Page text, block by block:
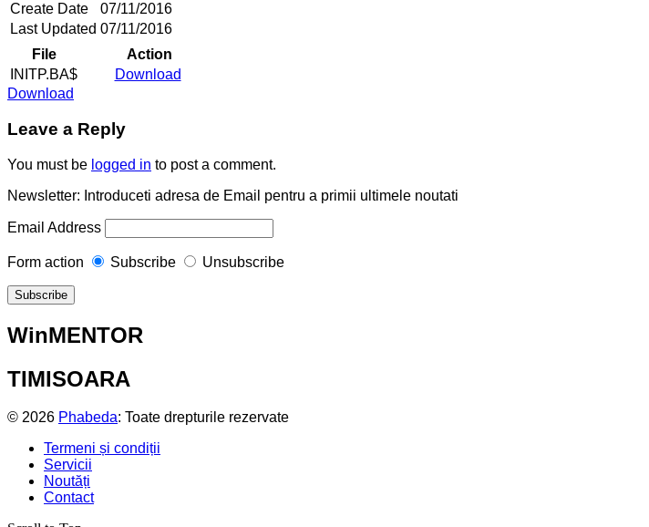
Create Date
07/11/2016
Last Updated 07/11/2016
File
Action
INITP.BA$
Download
Download
Leave a Reply
You must be logged in to post a comment.
Newsletter: Introduceti adresa de Email pentru a primii ultimele noutati
Email Address
Form action Subscribe Unsubscribe
WinMENTOR
TIMISOARA
© 2026 Phabeda: Toate drepturile rezervate
Termeni și condiții
Servicii
Noutăți
Contact